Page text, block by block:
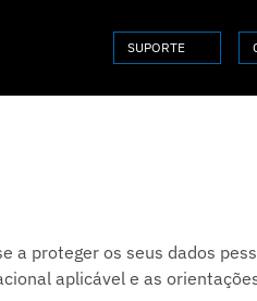
SUPORTE
a proteger os seus dados
aplicável e as